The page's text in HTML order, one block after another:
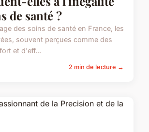
de santé ?
des soins de santé en France, les
souvent perçues comme des
et d'eff...
2 min de lecture →